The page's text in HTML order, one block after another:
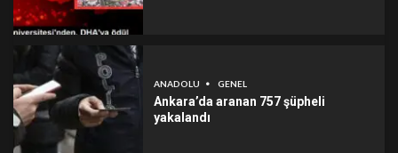
ANADOLU GENEL
Ankara’da aranan 757 şüpheli
yakalandı